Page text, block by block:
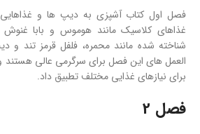
فصل اول کتاب آشپزی به دیپ ها و
غذاهای کلاسیک مانند هوموس و بابا
شناخته شده مانند محمره، فلفل قرمز تند
العمل های این فصل برای سرگرمی عالی هستند و
برای نیازهای غذایی مختلف تطبیق داد.
فصل 2